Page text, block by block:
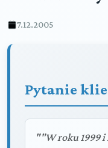
7.12.2005
Pytanie
""W roku 1999 i